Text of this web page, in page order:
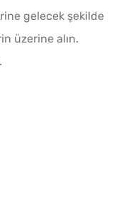
gelecek şekilde
üzerine alın.